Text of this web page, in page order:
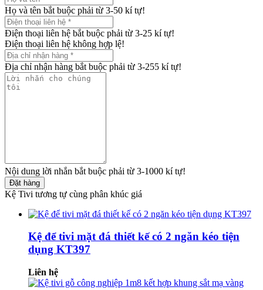
Họ và tên bắt buộc phải từ 3-50 kí tự!
Điện thoại liên hệ bắt buộc phải từ 3-25 kí tự!
Điện thoại liên hệ không hợp lệ!
Địa chỉ nhận hàng bắt buộc phải từ 3-255 kí tự!
Nội dung lời nhắn bắt buộc phải từ 3-1000 kí tự!
Đặt hàng
Kệ Tivi tương tự cùng phân khúc giá
Kệ để tivi mặt đá thiết kế có 2 ngăn kéo tiện
dụng KT397
Liên hệ